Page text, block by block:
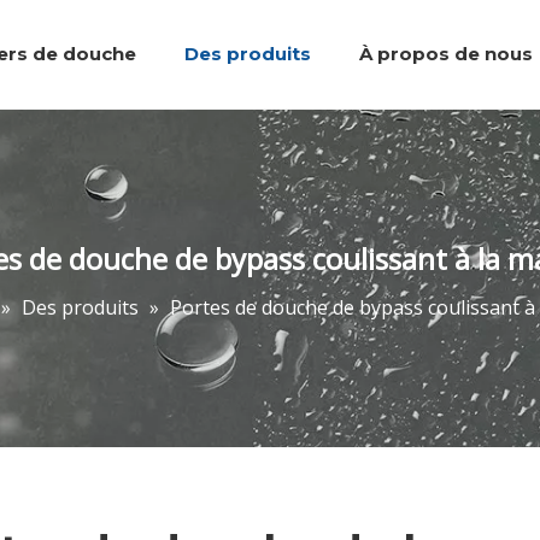
de douche Des produits À propos de nous
de douche de bypass coulissant à la
» Des produits » Portes de douche de bypass coulissant